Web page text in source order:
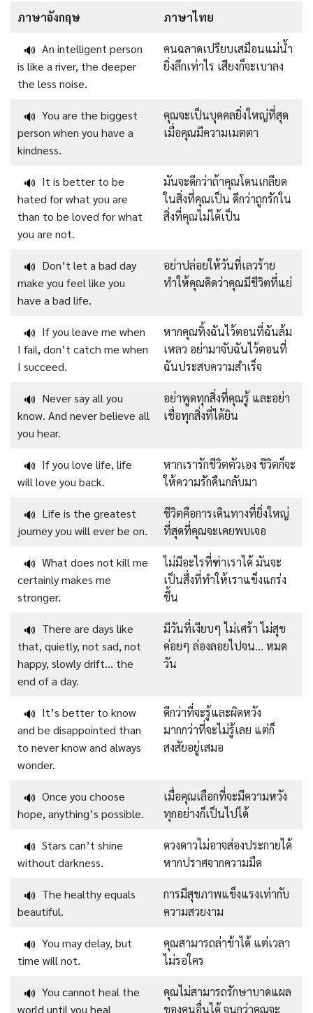
ภาษาอังกฤษ ภาษาไทย
🔊 An intelligent person
is like a river, the deeper
the less noise.
คนฉลาดเปรียบเสมือนแม่น้ำ
ยิ่งลึกเท่าไร เสียงก็จะเบาลง
🔊 You are the biggest
person when you have a
kindness.
คุณจะเป็นบุคคลยิ่งใหญ่ที่สุด
เมื่อคุณมีความเมตตา
🔊 It is better to be
hated for what you are
than to be loved for what
you are not.
มันจะดีกว่าถ้าคุณโดนเกลียด
ในสิ่งที่คุณเป็น ดีกว่าถูกรักใน
สิ่งที่คุณไม่ได้เป็น
🔊 Don’t let a bad day
make you feel like you
have a bad life.
อย่าปล่อยให้วันที่เลวร้าย
ทำให้คุณคิดว่าคุณมีชีวิตที่แย่
🔊 If you leave me when
I fail, don’t catch me when
I succeed.
หากคุณทิ้งฉันไว้ตอนที่ฉันล้ม
เหลว อย่ามาจับฉันไว้ตอนที่
ฉันประสบความสำเร็จ
🔊 Never say all you
know. And never believe all
you hear.
อย่าพูดทุกสิ่งที่คุณรู้ และอย่า
เชื่อทุกสิ่งที่ได้ยิน
🔊 If you love life, life
will love you back.
หากเรารักชีวิตตัวเอง ชีวิตก็จะ
ให้ความรักคืนกลับมา
🔊 Life is the greatest
journey you will ever be on.
ชีวิตคือการเดินทางที่ยิ่งใหญ่
ที่สุดที่คุณจะเคยพบเจอ
🔊 What does not kill me
certainly makes me
stronger.
ไม่มีอะไรที่ฑ่าเราได้ มันจะ
เป็นสื่งที่ทำให้เราแข็งแกร่ง
ขึ้น
🔊 There are days like
that, quietly, not sad, not
happy, slowly drift… the
end of a day.
มีวันที่เงียบๆ ไม่เศร้า ไม่สุข
ค่อยๆ ล่องลอยไปจน… หมด
วัน
🔊 It’s better to know
and be disappointed than
to never know and always
wonder.
ดีกว่าที่จะรู้และผิดหวัง
มากกว่าที่จะไม่รู้เลย แต่ก็
สงสัยอยู่เสมอ
🔊 Once you choose
hope, anything’s possible.
เมื่อคุณเลือกที่จะมีความหวัง
ทุกอย่างก็เป็นไปได้
🔊 Stars can’t shine
without darkness.
ดวงดาวไม่อาจส่องประกายได้
หากปราศจากความมืด
🔊 The healthy equals
beautiful.
การมีสุขภาพแข็งแรงเท่ากับ
ความสวยงาม
🔊 You may delay, but
time will not.
คุณสามารถล่าช้าได้ แต่เวลา
ไม่รอใคร
🔊 You cannot heal the
world until you heal
คุณไม่สามารถรักษาบาดแผล
ของคนอื่นได้ จนกว่าคุณจะ